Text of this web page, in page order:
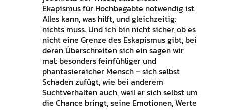
Ekapismus für Hochbegabte notwendig ist.
Alles kann, was hilft, und gleichzeitig:
nichts muss. Und ich bin nicht sicher, ob es
nicht eine Grenze des Eskapismus gibt, bei
deren Überschreiten sich ein sagen wir
mal: besonders feinfühliger und
phantasiereicher Mensch – sich selbst
Schaden zufügt, wie bei anderem
Suchtverhalten auch, weil er sich selbst um
die Chance bringt, seine Emotionen, Werte